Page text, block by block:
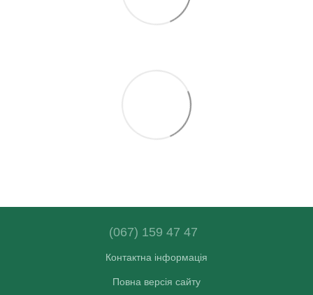
(067) 159 47 47
Контактна інформація
Повна версія сайту